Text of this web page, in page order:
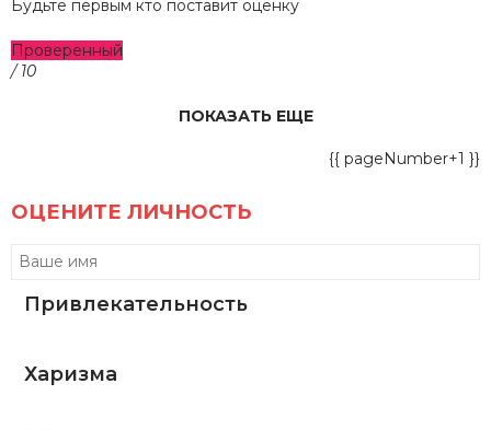
Будьте первым кто поставит оценку
Проверенный
/ 10
ПОКАЗАТЬ ЕЩЕ
{{ pageNumber+1 }}
ОЦЕНИТЕ ЛИЧНОСТЬ
Привлекательность
Харизма